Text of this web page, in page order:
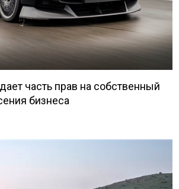
часть прав на собственный
бизнеса